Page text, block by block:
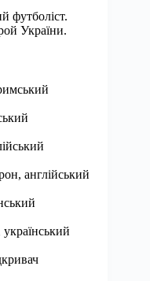
футболіст.
України.
англійський